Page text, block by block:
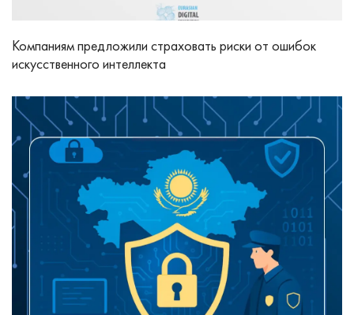
Компаниям предложили страховать риски от ошибок
искусственного интеллекта